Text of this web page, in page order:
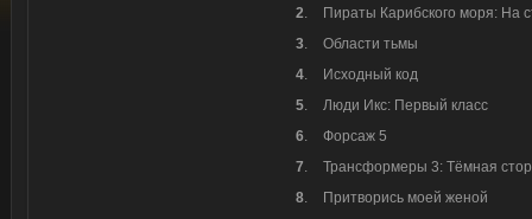
2.
Пираты Карибского моря: На
3.
Области тьмы
4.
Исходный код
5.
Люди Икс: Первый класс
6.
Форсаж 5
7.
Трансформеры 3: Тёмная
8.
Притворись моей женой